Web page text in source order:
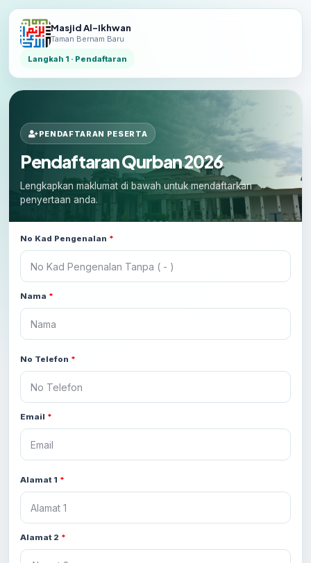
Senarai Nama Bahagian
Close
Masjid Al-Ikhwan
Taman Bernam Baru
Langkah 1 · Pendaftaran
PENDAFTARAN PESERTA
Pendaftaran Qurban 2026
Lengkapkan maklumat di bawah untuk mendaftarkan
penyertaan anda.
No Kad Pengenalan *
Nama *
No Telefon *
Email *
Alamat 1 *
Alamat 2 *